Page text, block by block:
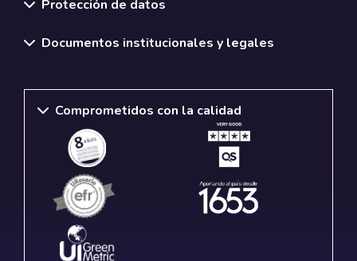
Protección de datos
Documentos institucionales y legales
Comprometidos con la calidad